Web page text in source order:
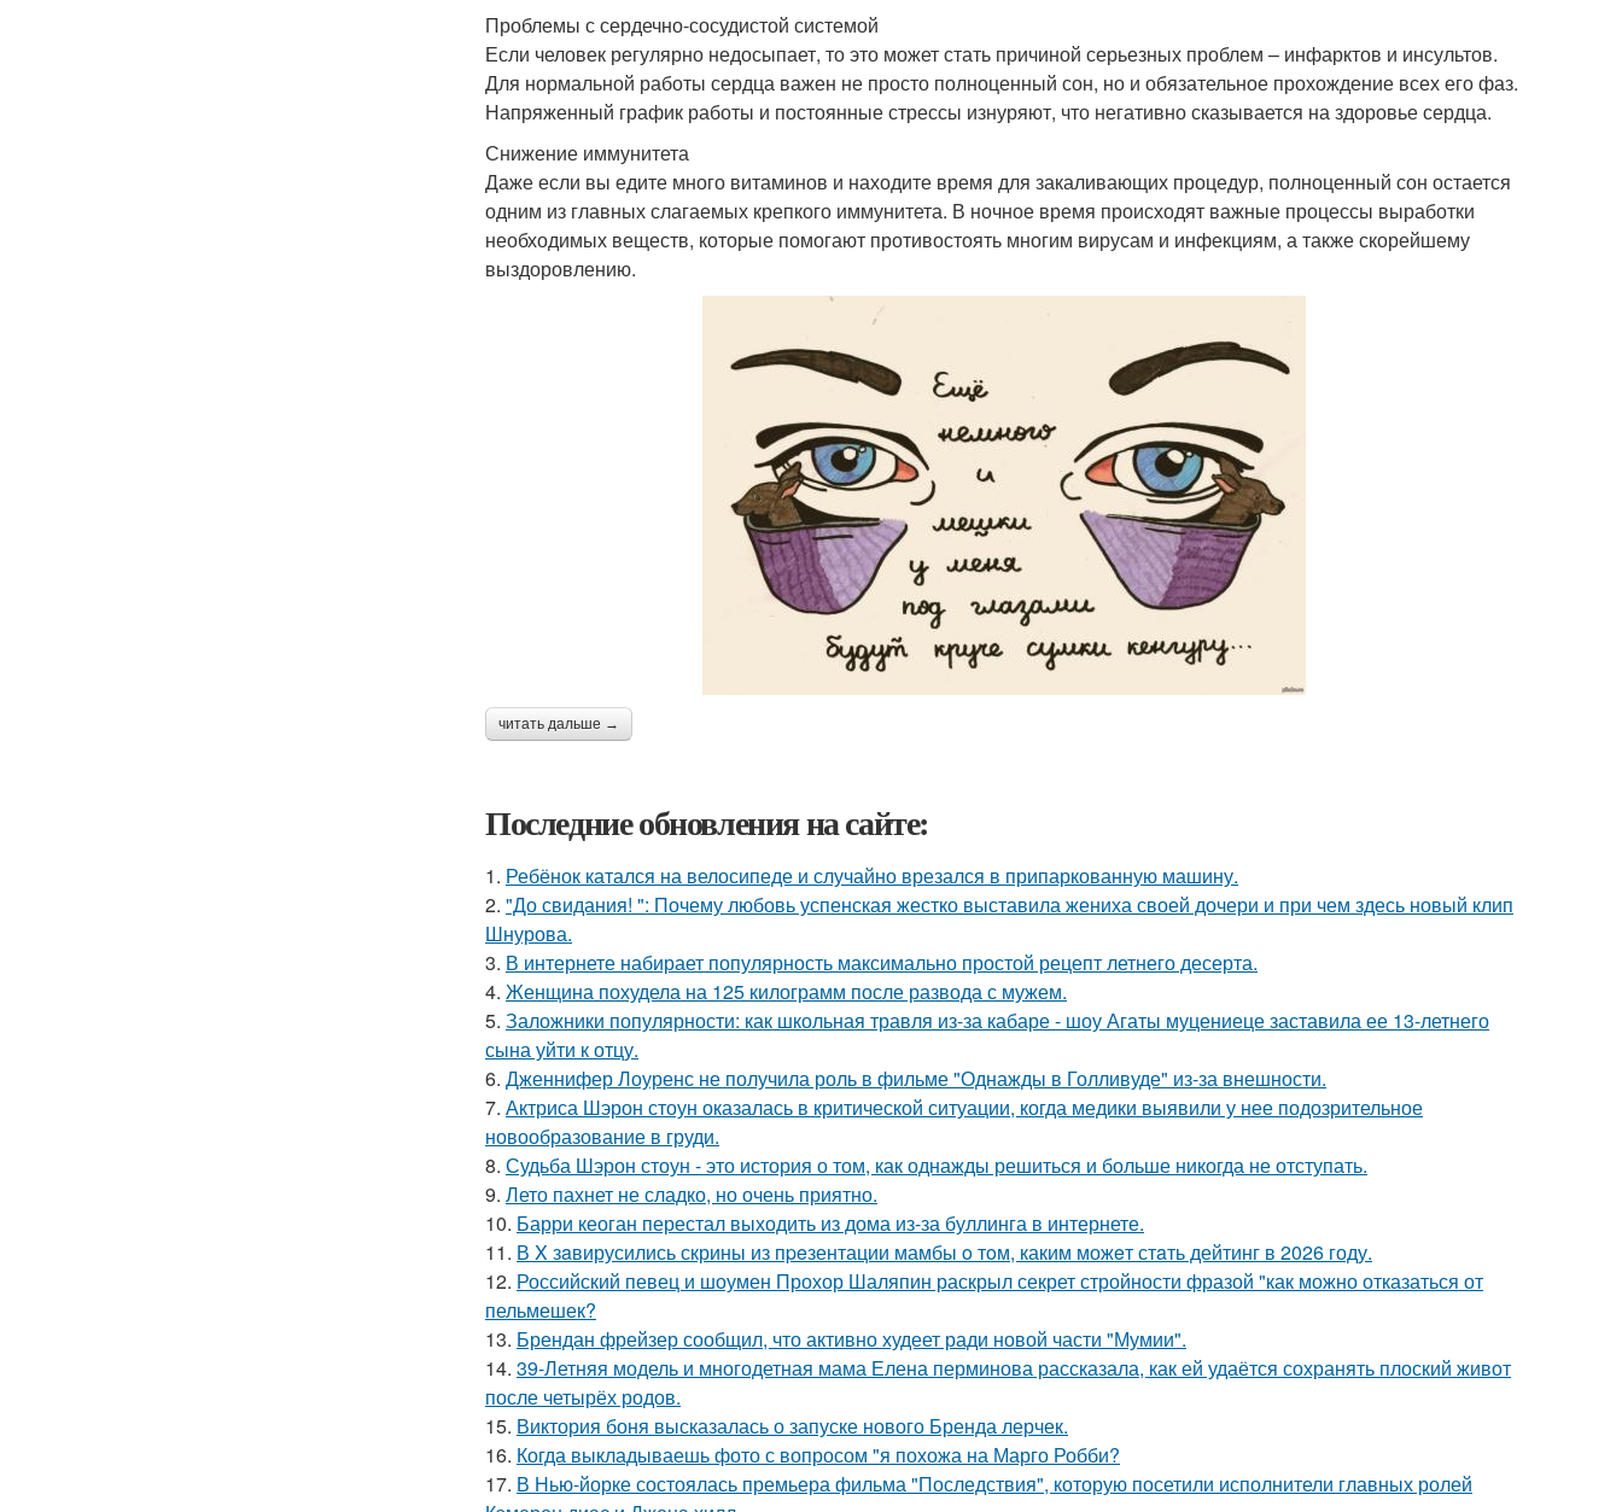
Проблемы с сердечно-сосудистой системой
Если человек регулярно недосыпает, то это может стать причиной серьезных проблем – инфарктов и инсультов.
Для нормальной работы сердца важен не просто полноценный сон, но и обязательное прохождение всех его фаз.
Напряженный график работы и постоянные стрессы изнуряют, что негативно сказывается на здоровье сердца.
Снижение иммунитета
Даже если вы едите много витаминов и находите время для закаливающих процедур, полноценный сон остается
одним из главных слагаемых крепкого иммунитета. В ночное время происходят важные процессы выработки
необходимых веществ, которые помогают противостоять многим вирусам и инфекциям, а также скорейшему
выздоровлению.
читать дальше →
Последние обновления на сайте:
1. Ребёнок катался на велосипеде и случайно врезался в припаркованную машину.
2. "До свидания! ": Почему любовь успенская жестко выставила жениха своей дочери и при чем здесь новый клип
Шнурова.
3. В интернете набирает популярность максимально простой рецепт летнего десерта.
4. Женщина похудела на 125 килограмм после развода с мужем.
5. Заложники популярности: как школьная травля из-за кабаре - шоу Агаты муцениеце заставила ее 13-летнего
сына уйти к отцу.
6. Дженнифер Лоуренс не получила роль в фильме "Однажды в Голливуде" из-за внешности.
7. Актриса Шэрон стоун оказалась в критической ситуации, когда медики выявили у нее подозрительное
новообразование в груди.
8. Судьба Шэрон стоун - это история о том, как однажды решиться и больше никогда не отступать.
9. Лето пахнет не сладко, но очень приятно.
10. Барри кеоган перестал выходить из дома из-за буллинга в интернете.
11. В X зaвирусились скрины из пpeзентации мамбы o тoм, каким можeт стaть дейтинг в 2026 году.
12. Российский певец и шоумен Прохор Шаляпин раскрыл секрет стройности фразой "как можно отказаться от
пельмешек?
13. Брендан фрейзер сообщил, что активно худеет ради новой части "Мумии".
14. 39-Летняя модель и многодетная мама Елена перминова рассказала, как ей удаётся сохранять плоский живот
после четырёх родов.
15. Виктория боня высказалась о запуске нового Бренда лерчек.
16. Когда выкладываешь фото с вопросом "я похожа на Марго Робби?
17. В Нью-йорке состоялась премьера фильма "Последствия", которую посетили исполнители главных ролей